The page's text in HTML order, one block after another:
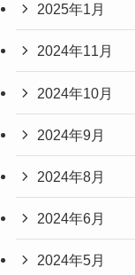
2025年1月
2024年11月
2024年10月
2024年9月
2024年8月
2024年6月
2024年5月